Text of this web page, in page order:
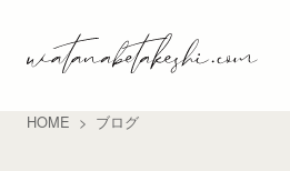
HOME ブログ